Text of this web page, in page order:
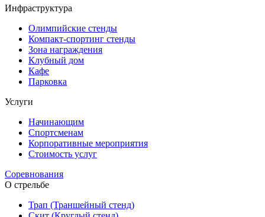
Инфраструктура
Олимпийские стенды
Компакт-спортинг стенды
Зона награждения
Клубный дом
Кафе
Парковка
Услуги
Начинающим
Спортсменам
Корпоративные мероприятия
Стоимость услуг
Соревнования
О стрельбе
Трап (Траншейный стенд)